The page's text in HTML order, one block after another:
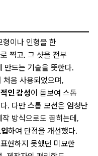
형이나 인형을 한
찍고, 그 샷을 전부
만드는 기술을 뜻한다.
음 사용되었으며,
인 감성이 돋보여 스톱
. 다만 스톱 모션은 엄청난
방식으로도 꼽히는데,
하여 단점을 개선했다.
현하지 못했던 미묘한